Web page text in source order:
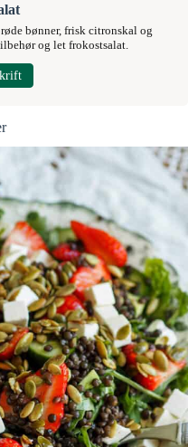
bønner, frisk citronskal og
og let frokostsalat.